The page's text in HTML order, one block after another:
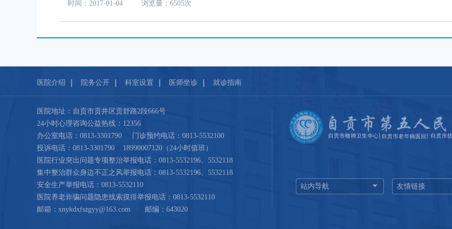
时间：2017-01-04 浏览量：6505次
医院介绍 院务公开 科室设置 医师坐诊 就诊指南
医院地址：自贡市贡井区贡舒路2段666号
24小时心理咨询公益热线：12356
办公室电话：0813-3301790 门诊预约电话：0813-5532100
投诉电话：0813-3301790 18990007120（24小时值班）
医院行业突出问题专项整治举报电话：0813-5532196、5532118
集中整治群众身边不正之风举报电话：0813-5532196、5532118
安全生产举报电话：0813-5532110
医院养老诈骗问题隐患线索摸排举报电话：0813-5532110
邮箱：xnykdxfszgyy@163.com 邮编：643020
站内导航 友情链接